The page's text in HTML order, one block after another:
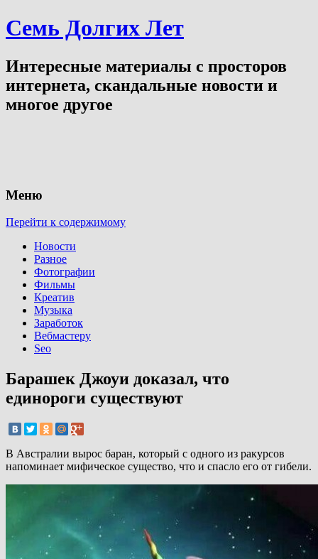
Семь Долгих Лет
Интересные материалы с просторов
интернета, скандальные новости и
многое другое
Меню
Перейти к содержимому
Новости
Разное
Фотографии
Фильмы
Креатив
Музыка
Заработок
Вебмастеру
Seo
Барашек Джоуи доказал, что
единороги существуют
В Австралии вырос баран, который с одного из ракурсов
напоминает мифическое существо, что и спасло его от гибели.